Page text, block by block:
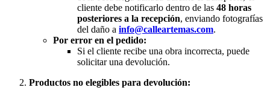
cliente debe notificarlo dentro de las 48 horas
posteriores a la recepción, enviando fotografías
del daño a info@calleartemas.com.
Por error en el pedido:
Si el cliente recibe una obra incorrecta, puede
solicitar una devolución.
Productos no elegibles para devolución: